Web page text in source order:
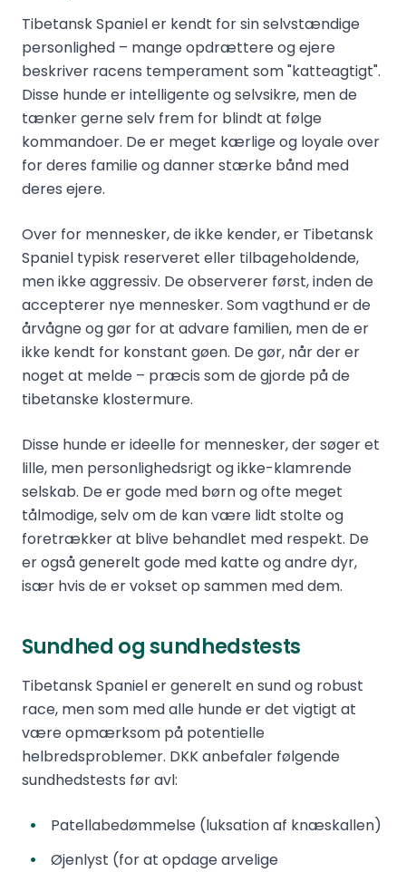
Tibetansk Spaniel er kendt for sin selvstændige
personlighed – mange opdrættere og ejere
beskriver racens temperament som "katteagtigt".
Disse hunde er intelligente og selvsikre, men de
tænker gerne selv frem for blindt at følge
kommandoer. De er meget kærlige og loyale over
for deres familie og danner stærke bånd med
deres ejere.
Over for mennesker, de ikke kender, er Tibetansk
Spaniel typisk reserveret eller tilbageholdende,
men ikke aggressiv. De observerer først, inden de
accepterer nye mennesker. Som vagthund er de
årvågne og gør for at advare familien, men de er
ikke kendt for konstant gøen. De gør, når der er
noget at melde – præcis som de gjorde på de
tibetanske klostermure.
Disse hunde er ideelle for mennesker, der søger et
lille, men personlighedsrigt og ikke-klamrende
selskab. De er gode med børn og ofte meget
tålmodige, selv om de kan være lidt stolte og
foretrækker at blive behandlet med respekt. De
er også generelt gode med katte og andre dyr,
især hvis de er vokset op sammen med dem.
Sundhed og sundhedstests
Tibetansk Spaniel er generelt en sund og robust
race, men som med alle hunde er det vigtigt at
være opmærksom på potentielle
helbredsproblemer. DKK anbefaler følgende
sundhedstests før avl:
Patellabedømmelse (luksation af knæskallen)
Øjenlyst (for at opdage arvelige